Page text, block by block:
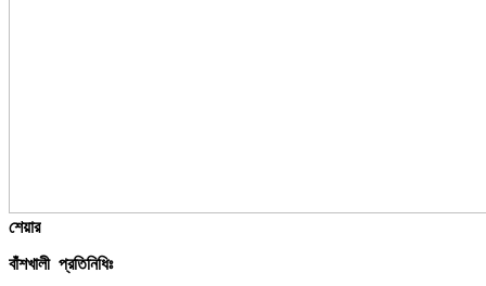
শেয়ার
বাঁশখালী প্রতিনিধিঃ